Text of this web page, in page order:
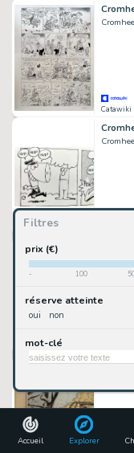
Accueil Explorer
Filtres
prix (€)
- 100
réserve atteinte
oui non
mot-clé
Catawiki